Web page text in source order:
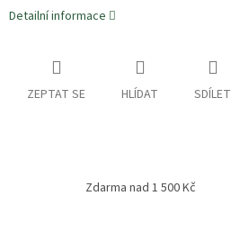
Detailní informace
ZEPTAT SE HLÍDAT SDÍLET
Zdarma nad 1 500 Kč